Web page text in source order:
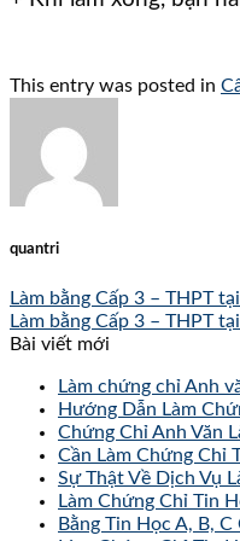
This entry was posted in
quantri
Làm bằng Cấp 3 – THPT
Làm bằng Cấp 3 – THPT
Bài viết mới
Làm chứng chỉ Anh
Hướng Dẫn Làm
Chứng Chỉ Anh Văn
Cần Làm Chứng Chỉ
Sự Thật Về Dịch Vụ
Làm Chứng Chỉ Tin
Bằng Tin Học A, B,